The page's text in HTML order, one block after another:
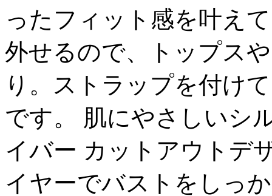
ったフィット感を叶え
外せるので、トップス
り。ストラップを付け
です。 肌にやさしいシ
イバー カットアウトデ
イヤーでバストをしっ